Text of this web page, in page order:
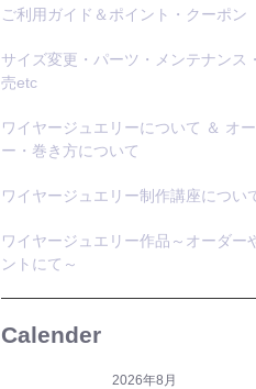
ご利用ガイド＆ポイント・クーポン
サイズ変更・パーツ・メンテナンス
売etc
ワイヤージュエリーについて ＆ オ
ー・巻き方について
ワイヤージュエリー制作講座につい
ワイヤージュエリー作品～オーダー
ントにて～
Calender
2026年8月